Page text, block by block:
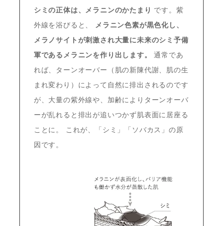
シミの正体は、メラニンのかたまり です。紫
外線を浴びると、
メラニン色素が黒色化し、
メラノサイトが刺激され大量に未来のシミ予備
軍であるメラニンを作り出します。通常であ
れば、ターンオーバー（肌の新陳代謝、肌の生
まれ変わり）によって自然に排出されるのです
が、大量の紫外線や、加齢によりターンオーバ
ーが乱れると排出が追いつかず肌表面に居座る
ことに。
これが、「シミ」「ソバカス」の原
因です。